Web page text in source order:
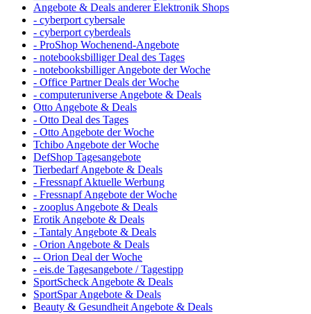
Angebote & Deals anderer Elektronik Shops
- cyberport cybersale
- cyberport cyberdeals
- ProShop Wochenend-Angebote
- notebooksbilliger Deal des Tages
- notebooksbilliger Angebote der Woche
- Office Partner Deals der Woche
- computeruniverse Angebote & Deals
Otto Angebote & Deals
- Otto Deal des Tages
- Otto Angebote der Woche
Tchibo Angebote der Woche
DefShop Tagesangebote
Tierbedarf Angebote & Deals
- Fressnapf Aktuelle Werbung
- Fressnapf Angebote der Woche
- zooplus Angebote & Deals
Erotik Angebote & Deals
- Tantaly Angebote & Deals
- Orion Angebote & Deals
-- Orion Deal der Woche
- eis.de Tagesangebote / Tagestipp
SportScheck Angebote & Deals
SportSpar Angebote & Deals
Beauty & Gesundheit Angebote & Deals